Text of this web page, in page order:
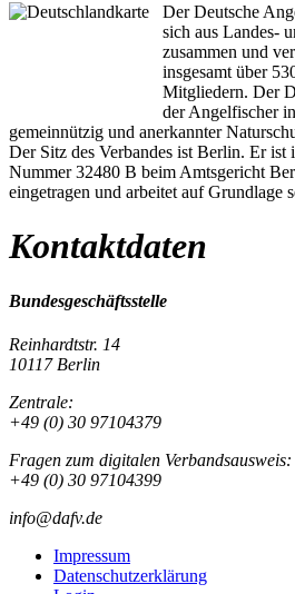
Der Deutsche
sich aus Landes-
zusammen und
insgesamt über
Mitgliedern. Der
der Angelfischer
gemeinnützig und anerkannter
Der Sitz des Verbandes ist Berlin. Er ist
Nummer 32480 B beim Amtsgericht
eingetragen und arbeitet auf Grundlage
Kontaktdaten
Bundesgeschäftsstelle
Reinhardtstr. 14
10117 Berlin
Zentrale:
+49 (0) 30 97104379
Fragen zum digitalen Verbandsausweis:
+49 (0) 30 97104399
info@dafv.de
Impressum
Datenschutzerklärung